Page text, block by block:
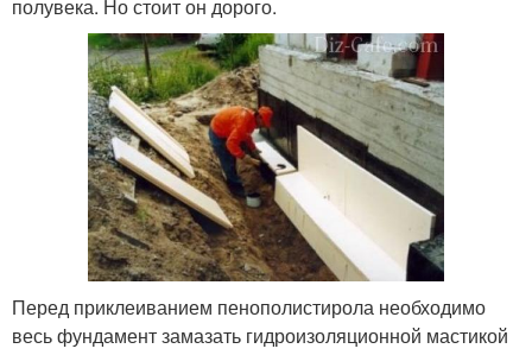
полувека. Но стоит он дорого.
Перед приклеиванием пенополистирола необходимо
весь фундамент замазать гидроизоляционной мастикой